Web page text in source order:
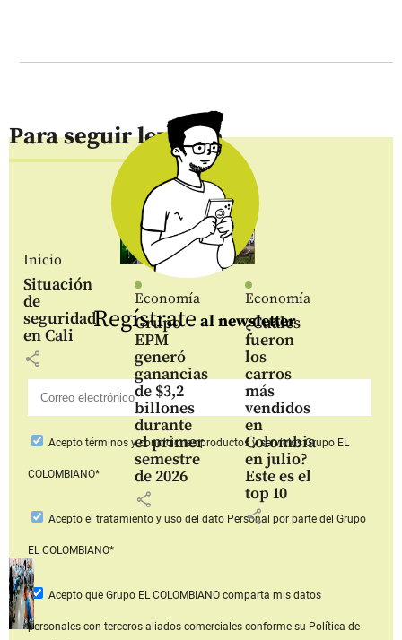
Para seguir leyendo
Inicio
Situación
de
seguridad
en Cali
share
Economía
Grupo
EPM
generó
ganancias
de $3,2
billones
durante
el primer
semestre
de 2026
share
Economía
¿Cuáles
fueron
los
carros
más
vendidos
en
Colombia
en julio?
Este es el
top 10
share
Regístrate al newsletter
Aceptotérminos y condiciones productos y serviciosGrupo EL
COLOMBIANO*
Acepto el tratamiento y uso del dato Personal por parte del Grupo
EL COLOMBIANO*
Acepto que Grupo EL COLOMBIANOcomparta mis datos
personales con terceros aliados comerciales conforme su Política de